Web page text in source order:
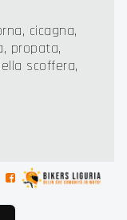
cicagna,
propata,
scoffera,